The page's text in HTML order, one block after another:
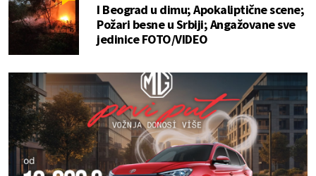
I Beograd u dimu; Apokaliptične scene;
Požari besne u Srbiji; Angažovane sve
jedinice FOTO/VIDEO